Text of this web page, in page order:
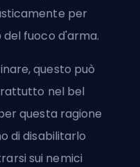
per
fuoco d'arma.
questo può
nel bel
questa ragione
di disabilitarlo
sui nemici